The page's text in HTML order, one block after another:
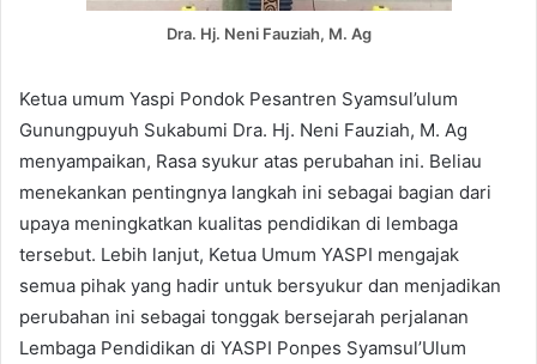
Dra. Hj. Neni Fauziah, M. Ag
Ketua umum Yaspi Pondok Pesantren Syamsul’ulum
Gunungpuyuh Sukabumi Dra. Hj. Neni Fauziah, M. Ag
menyampaikan, Rasa syukur atas perubahan ini. Beliau
menekankan pentingnya langkah ini sebagai bagian dari
upaya meningkatkan kualitas pendidikan di lembaga
tersebut. Lebih lanjut, Ketua Umum YASPI mengajak
semua pihak yang hadir untuk bersyukur dan menjadikan
perubahan ini sebagai tonggak bersejarah perjalanan
Lembaga Pendidikan di YASPI Ponpes Syamsul’Ulum